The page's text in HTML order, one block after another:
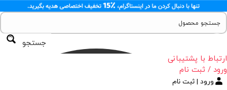
جستجو
ارتباط با پشتیبانی
ورود / ثبت نام
ورود | ثبت نام